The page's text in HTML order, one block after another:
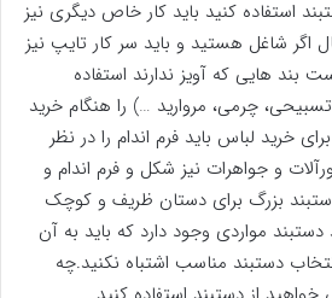
استفاده کنید باید کار خاص دیگری نیز
اگر شاغل هستید و باید سر کار تایپ نیز
بند هایی که آویز ندارند استفاده
تسبیحی، چرمی، مروارید …) را هنگام خرید
خرید لباس باید فرم اندام را در نظر
و جواهرات نیز شکل و فرم اندام و
بزرگ برای دستان ظریف و کوچک
مواردی وجود دارد که باید به آن
دستبند مناسب اشتباه نکنید.چه